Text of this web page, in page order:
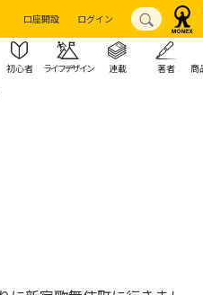
口座開設 ログイン
初心者 ライフデザイン 連載 著者 商